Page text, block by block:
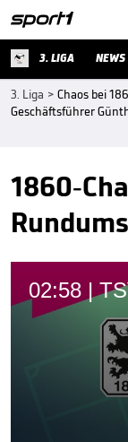
3. LIGA NEWS
3. Liga > Chaos bei
Geschäftsführer
1860-